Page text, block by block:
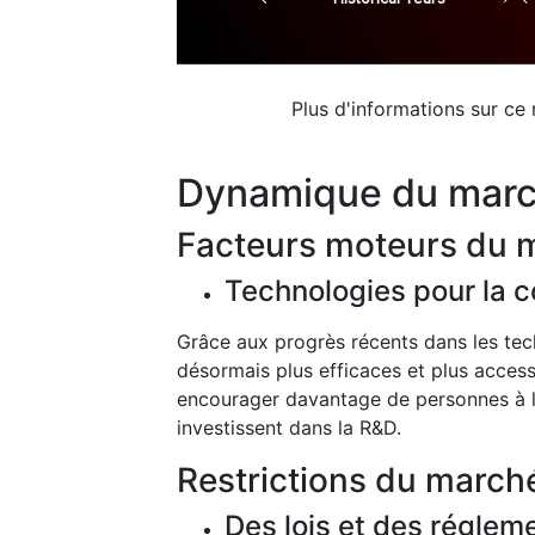
Plus d'informations sur
Dynamique du
Facteurs moteurs du
Technologies pour la
Grâce aux progrès récents dans les
désormais plus efficaces et plus
encourager davantage de personnes
investissent dans la R&D.
Restrictions du
Des lois et des